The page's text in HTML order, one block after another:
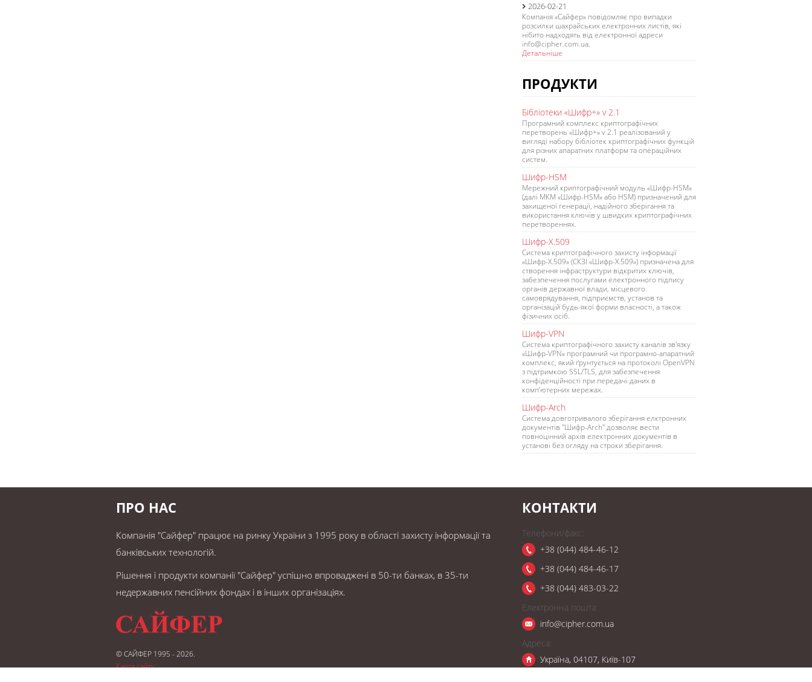
2026-02-21
Компанія «Сайфер» повідомляє про випадки
розсилки шахрайських електронних листів, які
нібито надходять від електронної адреси
info@cipher.com.ua.
Детальніше
ПРОДУКТИ
Бібліотеки «Шифр+» v 2.1
Програмний комплекс криптографічних
перетворень «Шифр+» v 2.1 реалізований у
вигляді набору бібліотек криптографічних функцій
для різних апаратних платформ та операційних
систем.
Шифр-HSM
Мережний криптографічний модуль «Шифр-HSM»
(далі МКМ «Шифр-HSM» або HSM) призначений для
захищеної генерації, надійного зберігання та
використання ключів у швидких криптографічних
перетвореннях.
Шифр-Х.509
Система криптографічного захисту інформації
«Шифр-Х.509» (СКЗІ «Шифр-Х.509») призначена для
створення інфраструктури відкритих ключів,
забезпечення послугами електронного підпису
органів державної влади, місцевого
самоврядування, підприємств, установ та
організацій будь-якої форми власності, а також
фізичних осіб.
Шифр-VPN
Система криптографічного захисту каналів зв'язку
«Шифр-VPN» програмний чи програмно-апаратний
комплекс, який ґрунтується на протоколі OpenVPN
з підтримкою SSL/TLS, для забезпечення
конфіденційності при передачі даних в
комп’ютерних мережах.
Шифр-Arch
Система довготривалого зберігання елктронних
документів "Шифр-Arch" дозволяє вести
повноцінний архів електронних документів в
установі без огляду на строки зберігання.
ПРО НАС
Компанія "Сайфер" працює на ринку України з 1995 року в області захисту інформації та
банківських технологій.
Рішення і продукти компанії "Сайфер" успішно впроваджені в 50-ти банках, в 35-ти
недержавних пенсійних фондах і в інших організаціях.
© САЙФЕР 1995 - 2026.
Карта сайту
КОНТАКТИ
Телефони/факс:
+38 (044) 484-46-12
+38 (044) 484-46-17
+38 (044) 483-03-22
Електронна пошта:
info@cipher.com.ua
Адреса:
Україна, 04107, Київ-107